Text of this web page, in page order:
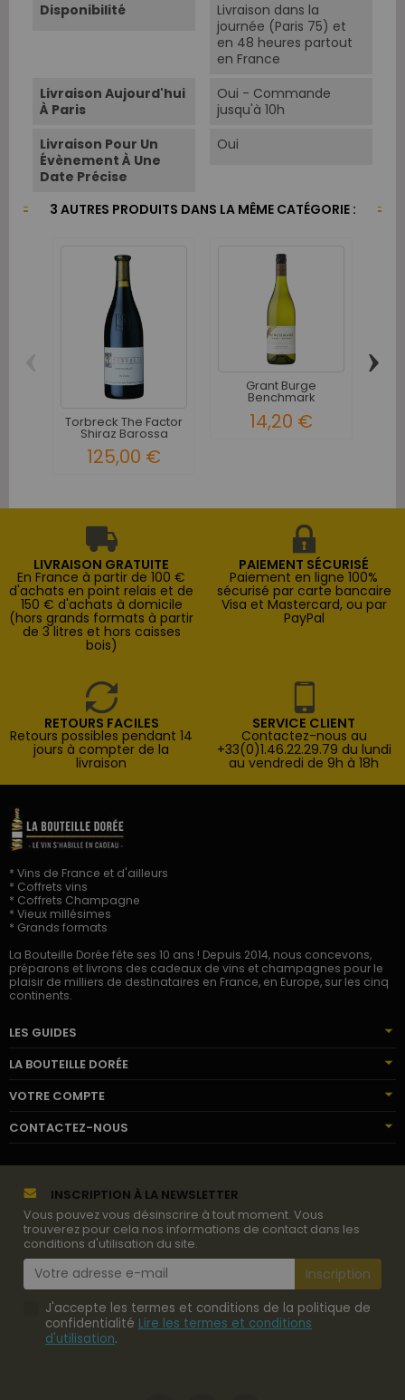
Disponibilité
Livraison dans la
journée (Paris 75) et
en 48 heures partout
en France
Livraison Aujourd'hui
À Paris
Oui - Commande
jusqu'à 10h
Livraison Pour Un
Évènement À Une
Date Précise
Oui
3 AUTRES PRODUITS DANS LA MÊME CATÉGORIE :
Torbreck The Factor
Shiraz Barossa
125,00 €
Grant Burge
Benchmark
Barossa...
14,20 €
›
LIVRAISON GRATUITE
En France à partir de 100 €
d'achats en point relais et de
150 € d'achats à domicile
(hors grands formats à partir
de 3 litres et hors caisses
bois)
PAIEMENT SÉCURISÉ
Paiement en ligne 100%
sécurisé par carte bancaire
Visa et Mastercard, ou par
PayPal
RETOURS FACILES
Retours possibles pendant 14
jours à compter de la
livraison
SERVICE CLIENT
Contactez-nous au
+33(0)1.46.22.29.79 du lundi
au vendredi de 9h à 18h
* Vins de France et d'ailleurs
* Coffrets vins
* Coffrets Champagne
* Vieux millésimes
* Grands formats
La Bouteille Dorée fête ses 10 ans ! Depuis 2014, nous concevons,
préparons et livrons des cadeaux de vins et champagnes pour le
plaisir de milliers de destinataires en France, en Europe, sur les cinq
continents.
LES GUIDES
LA BOUTEILLE DORÉE
VOTRE COMPTE
CONTACTEZ-NOUS
INSCRIPTION À LA NEWSLETTER
Vous pouvez vous désinscrire à tout moment. Vous
trouverez pour cela nos informations de contact dans les
conditions d'utilisation du site.
J'accepte les termes et conditions de la politique de
confidentialité Lire les termes et conditions
d'utilisation.